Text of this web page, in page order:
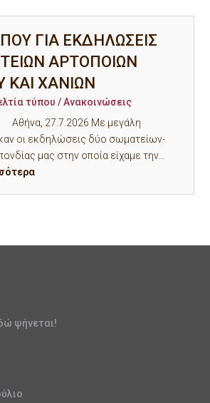
ΓΙΑ ΕΚΔΗΛΩΣΕΙΣ
ΑΡΤΟΠΟΙΩΝ
ΚΑΙ ΧΑΝΙΩΝ
τύπου / Ανακοινώσεις
27.7.2026 Με μεγάλη
οι εκδηλώσεις δύο σωματείων-
μας στην οποία είχαμε την...
ψήνεται!